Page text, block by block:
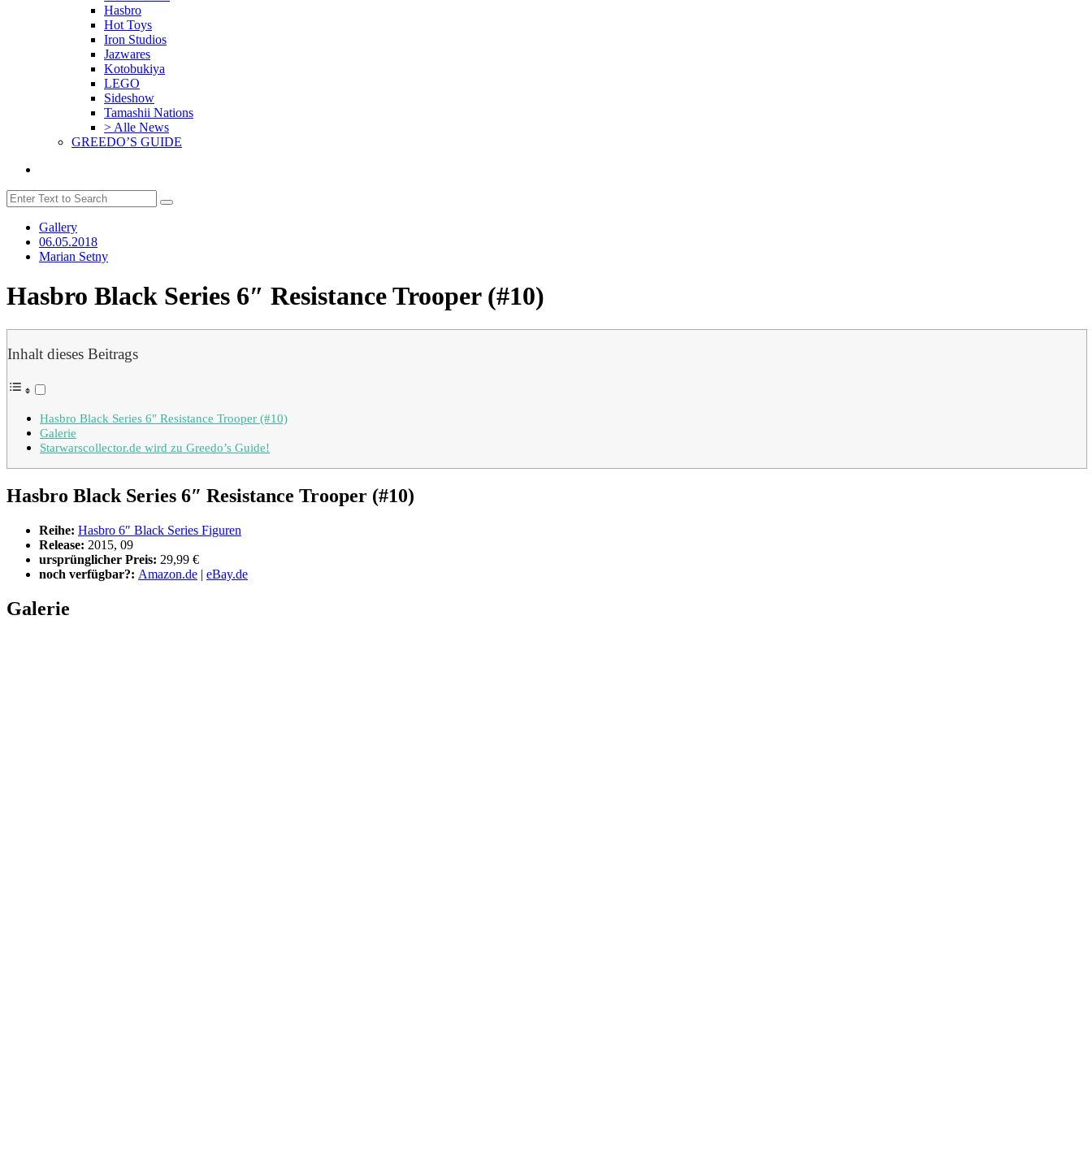
Hasbro
Hot Toys
Iron Studios
Jazwares
Kotobukiya
LEGO
Sideshow
Tamashii Nations
> Alle News
GREEDO’S GUIDE
Gallery
06.05.2018
Marian Setny
Hasbro Black Series 6″ Resistance Trooper (#10)
Inhalt dieses Beitrags
Hasbro Black Series 6″ Resistance Trooper (#10)
Galerie
Starwarscollector.de wird zu Greedo’s Guide!
Hasbro Black Series 6″ Resistance Trooper (#10)
Reihe: Hasbro 6″ Black Series Figuren
Release: 2015, 09
ursprünglicher Preis: 29,99 €
noch verfügbar?: Amazon.de | eBay.de
Galerie